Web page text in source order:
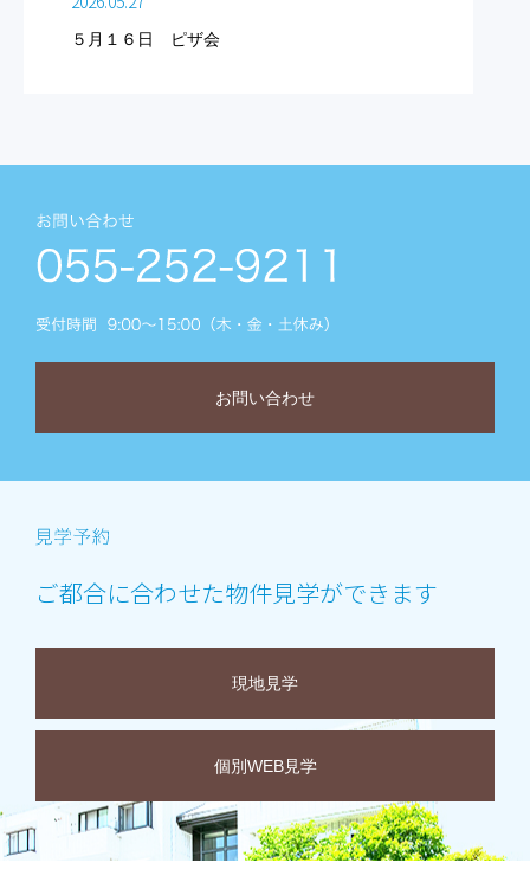
５月１６日 ピザ会
お問い合わせ
ご都合に合わせた物件見学ができます
現地見学
個別WEB見学